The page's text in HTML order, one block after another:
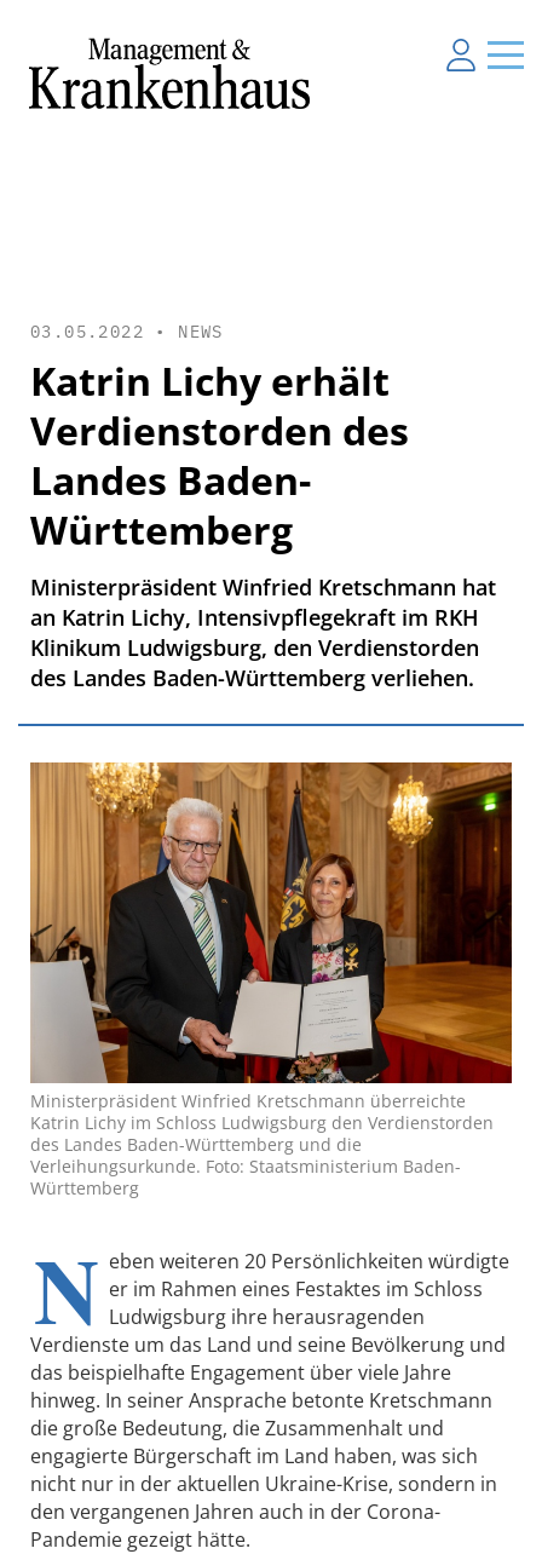
03.05.2022 • NEWS
Katrin Lichy erhält
Verdienstorden des
Landes Baden-
Württemberg
Ministerpräsident Winfried Kretschmann hat
an Katrin Lichy, Intensivpflegekraft im RKH
Klinikum Ludwigsburg, den Verdienstorden
des Landes Baden-Württemberg verliehen.
Ministerpräsident Winfried Kretschmann überreichte
Katrin Lichy im Schloss Ludwigsburg den Verdienstorden
des Landes Baden-Württemberg und die
Verleihungsurkunde. Foto: Staatsministerium Baden-
Württemberg
N eben weiteren 20 Persönlichkeiten würdigte
er im Rahmen eines Festaktes im Schloss
Ludwigsburg ihre herausragenden
Verdienste um das Land und seine Bevölkerung und
das beispielhafte Engagement über viele Jahre
hinweg. In seiner Ansprache betonte Kretschmann
die große Bedeutung, die Zusammenhalt und
engagierte Bürgerschaft im Land haben, was sich
nicht nur in der aktuellen Ukraine-Krise, sondern in
den vergangenen Jahren auch in der Corona-
Pandemie gezeigt hätte.